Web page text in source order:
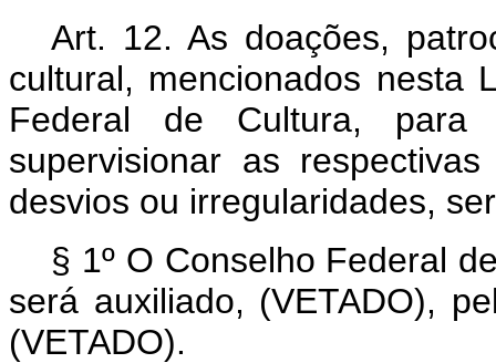
Art. 12. As doações,
cultural, mencionados nesta
Federal de Cultura,
supervisionar as
desvios ou irregularidades,
§ 1º O Conselho Federal
será auxiliado, (VETADO),
(VETADO).